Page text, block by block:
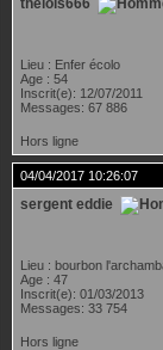
Lieu : Enfer écolo
Age : 54
Inscrit(e): 12/07/2011
Messages: 67 886
Hors ligne
04/04/2017 10:26:07
sergent eddie
Lieu : bourbon
Age : 47
Inscrit(e): 01/03/2013
Messages: 33 754
Hors ligne